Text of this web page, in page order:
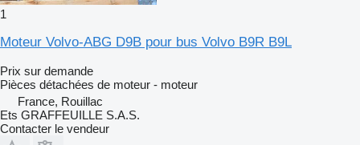
1
Moteur Volvo-ABG D9B pour bus Volvo B9R B9L
Prix sur demande
Pièces détachées de moteur - moteur
France, Rouillac
Ets GRAFFEUILLE S.A.S.
Contacter le vendeur